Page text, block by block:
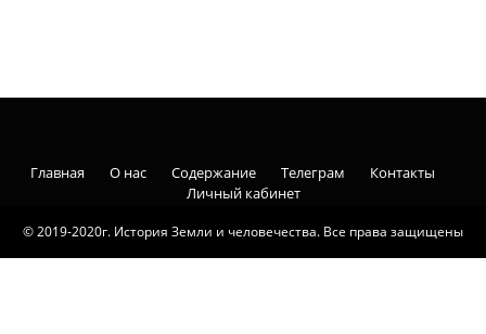
© 2019-2020г. История Земли и человечества. Все права защищены
Главная О нас Содержание Телеграм
Контакты
Личный кабинет